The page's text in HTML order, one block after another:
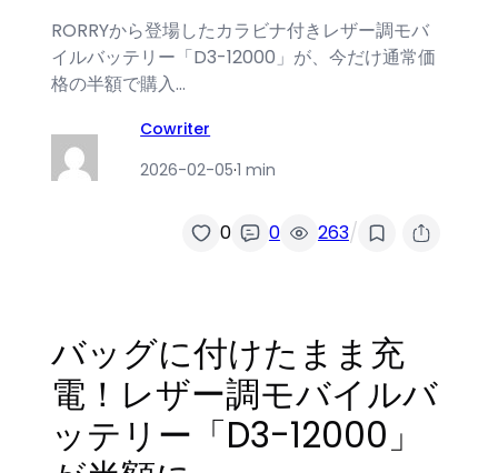
RORRYから登場したカラビナ付きレザー調モバ
イルバッテリー「D3-12000」が、今だけ通常価
格の半額で購入…
Cowriter
2026-02-05·1 min
0 0 263/
バッグに付けたまま充
電！レザー調モバイルバ
ッテリー「D3-12000」